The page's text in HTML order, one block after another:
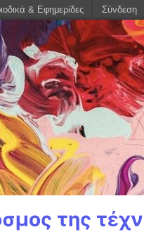
της
& Εφημερίδες Σύνδεση